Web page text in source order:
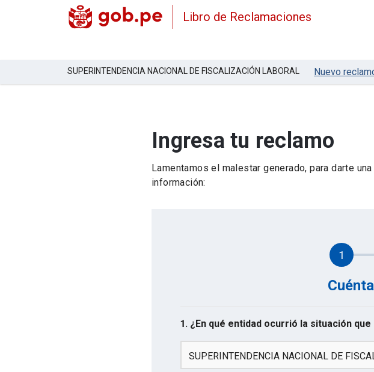
Libro de Reclamaciones
SUPERINTENDENCIA NACIONAL DE FISCALIZACIÓN LABORAL Nuevo
Ingresa tu reclamo
Lamentamos el malestar generado, para darte
información:
1
1. ¿En qué entidad ocurrió la situación
SUPERINTENDENCIA NACIONAL DE